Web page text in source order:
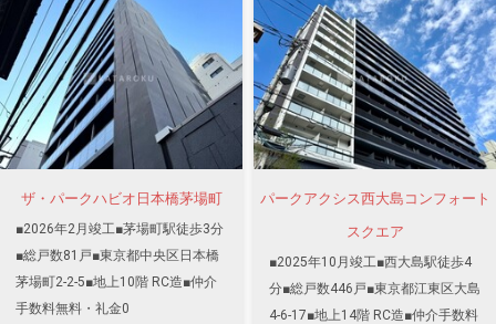
ザ・パークハビオ日本橋茅場町
■2026年2月竣工■茅場町駅徒歩3分
■総戸数81戸■東京都中央区日本橋
茅場町2-2-5■地上10階 RC造■仲介
手数料無料・礼金0
パークアクシス西大島コンフォート
スクエア
■2025年10月竣工■西大島駅徒歩4
分■総戸数446戸■東京都江東区大島
4-6-17■地上14階 RC造■仲介手数料